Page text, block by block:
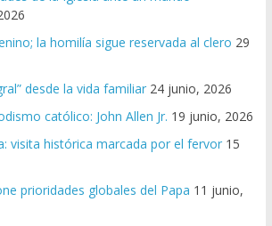
la homilía sigue reservada al clero 29
desde la vida familiar 24 junio, 2026
católico: John Allen Jr. 19 junio, 2026
visita histórica marcada por el fervor 15
prioridades globales del Papa 11 junio,